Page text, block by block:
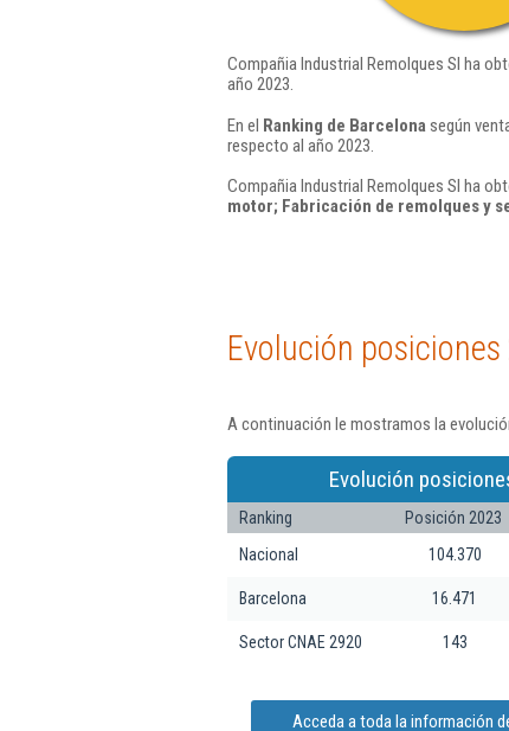
Compañia Industrial Remolques Sl ha
año 2023.
En el Ranking de Barcelona según
respecto al año 2023.
Compañia Industrial Remolques Sl ha
motor; Fabricación de remolques y
Evolución
A continuación le mostramos la
Evolución
Ranking Posición 2023
Nacional
104.370
Barcelona 16.471
Sector CNAE 2920 143
Acceda a toda la información